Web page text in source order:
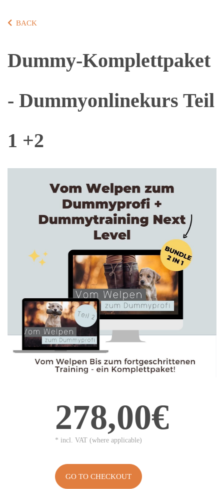
BACK
Dummy-Komplettpaket
- Dummyonlinekurs Teil
1 +2
278,00€
* incl. VAT (where applicable)
GO TO CHECKOUT